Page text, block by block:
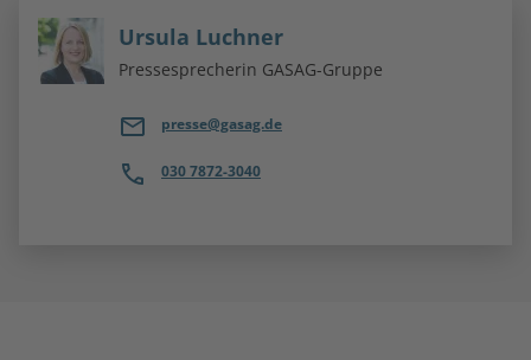
Ursula Luchner
Pressesprecherin GASAG-Gruppe
presse@gasag.de
030 7872-3040